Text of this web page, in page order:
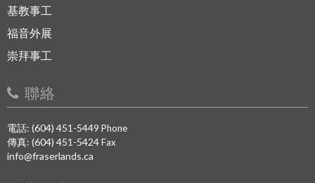
基教事工
福音外展
崇拜事工
聯絡
電話: (604) 451-5449 Phone
傳真: (604) 451-5424Fax
info@fraserlands.ca